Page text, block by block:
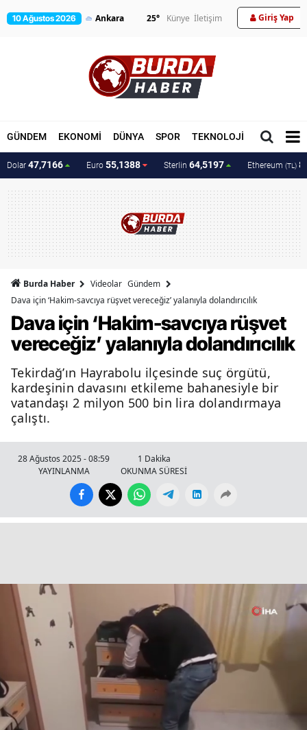
10 Ağustos 2026 25° Künye İletişim Giriş Yap
GÜNDEM EKONOMİ DÜNYA SPOR TEKNOLOJİ MAGAZİN
Dolar 47,7166 Euro 55,1388 Sterlin 64,5197 Ethereum (TL)
Burda Haber Videolar Gündem
Dava için ‘Hakim-savcıya rüşvet vereceğiz’ yalanıyla dolandırıcılık
Dava için ‘Hakim-savcıya rüşvet
vereceğiz’ yalanıyla dolandırıcılık
Tekirdağ’ın Hayrabolu ilçesinde suç örgütü,
kardeşinin davasını etkileme bahanesiyle bir
vatandaşı 2 milyon 500 bin lira dolandırmaya
çalıştı.
28 Ağustos 2025 - 08:59
YAYINLANMA
1 Dakika
OKUNMA SÜRESİ